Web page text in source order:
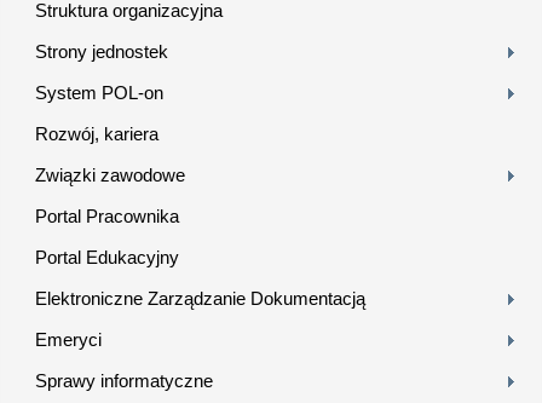
Struktura organizacyjna
Strony jednostek
System POL-on
Rozwój, kariera
Związki zawodowe
Portal Pracownika
Portal Edukacyjny
Elektroniczne Zarządzanie Dokumentacją
Emeryci
Sprawy informatyczne